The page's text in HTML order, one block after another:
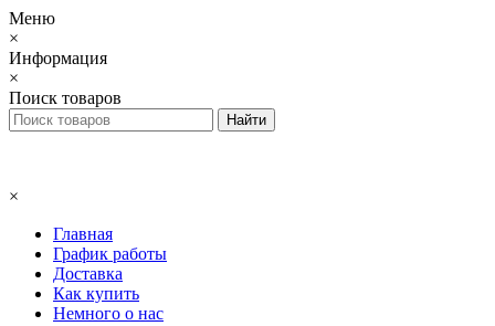
Меню
×
Информация
×
Поиск товаров
×
Главная
График работы
Доставка
Как купить
Немного о нас